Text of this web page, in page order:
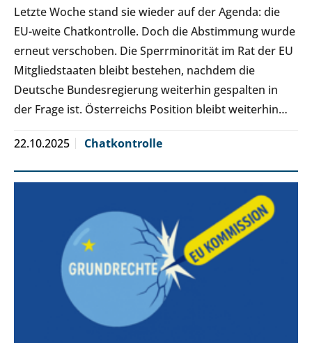
Letzte Woche stand sie wieder auf der Agenda: die
EU-weite Chatkontrolle. Doch die Abstimmung wurde
erneut verschoben. Die Sperrminorität im Rat der EU
Mitgliedstaaten bleibt bestehen, nachdem die
Deutsche Bundesregierung weiterhin gespalten in
der Frage ist. Österreichs Position bleibt weiterhin…
22.10.2025 Chatkontrolle